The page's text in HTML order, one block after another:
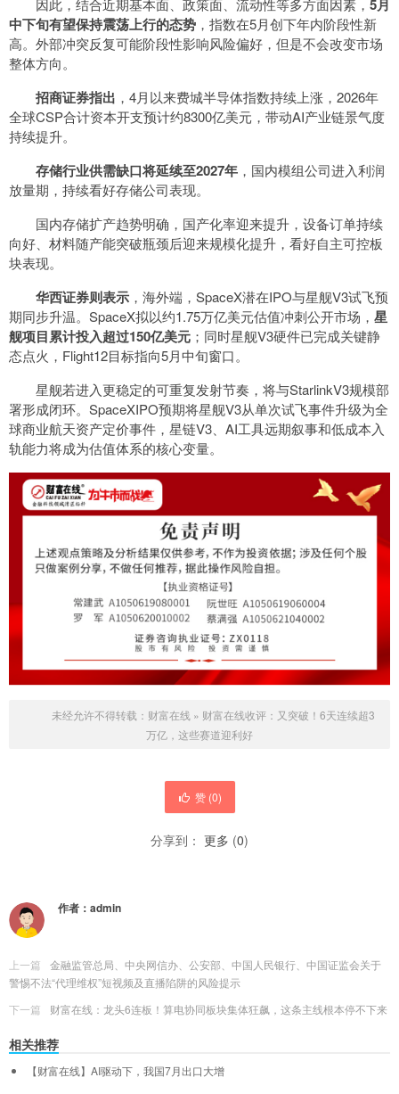
5月
中下旬有望保持震荡上行的态势 ，指数在5月创下年内阶段性新
高。外部冲突反复可能阶段性影响风险偏好，但是不会改变市场
整体方向。
招商证券指出 ，4月以来费城半导体指数持续上涨，2026年
全球CSP合计资本开支预计约8300亿美元，带动AI产业链景气度
持续提升。
存储行业供需缺口将延续至2027年 ，国内模组公司进入利润
放量期，持续看好存储公司表现。
国内存储扩产趋势明确，国产化率迎来提升，设备订单持续
向好、材料随产能突破瓶颈后迎来规模化提升，看好自主可控板
块表现。
华西证券则表示 ，海外端，SpaceX潜在IPO与星舰V3试飞预
期同步升温。SpaceX拟以约1.75万亿美元估值冲刺公开市场， 星
舰项目累计投入超过150亿美元 ；同时星舰V3硬件已完成关键静
态点火，Flight12目标指向5月中旬窗口。
星舰若进入更稳定的可重复发射节奏，将与StarlinkV3规模部
署形成闭环。SpaceXIPO预期将星舰V3从单次试飞事件升级为全
球商业航天资产定价事件，星链V3、AI工具远期叙事和低成本入
轨能力将成为估值体系的核心变量。
未经允许不得转载： 财富在线 » 财富在线收评：又突破！6天连续超3
万亿，这些赛道迎利好
赞 (0)
分享到： 更多 (0)
作者： admin
上一篇
金融监管总局、中央网信办、公安部、中国人民银行、中国证监会关于
警惕不法“代理维权”短视频及直播陷阱的风险提示
下一篇
财富在线：龙头6连板！算电协同板块集体狂飙，这条主线根本停不下来
相关推荐
【财富在线】AI驱动下，我国7月出口大增